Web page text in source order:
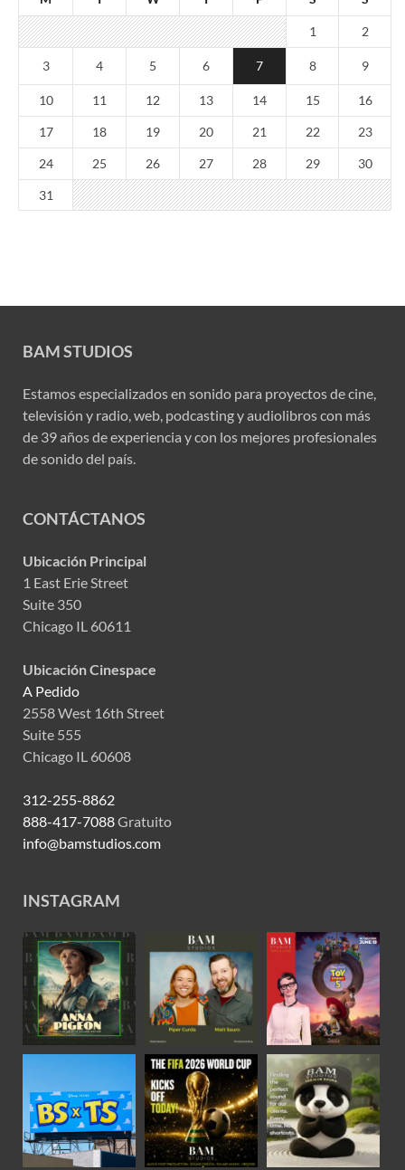
1 2
3 4 5 6 7 8 9
10 11 12 13 14 15 16
17 18 19 20 21 22 23
24 25 26 27 28 29 30
31
BAM STUDIOS
Estamos especializados en sonido para proyectos de cine,
televisión y radio, web, podcasting y audiolibros con más
de 39 años de experiencia y con los mejores profesionales
de sonido del país.
CONTÁCTANOS
Ubicación Principal
1 East Erie Street
Suite 350
Chicago IL 60611
Ubicación Cinespace
A Pedido
2558 West 16th Street
Suite 555
Chicago IL 60608
312-255-8862
888-417-7088Gratuito
info@bamstudios.com
INSTAGRAM